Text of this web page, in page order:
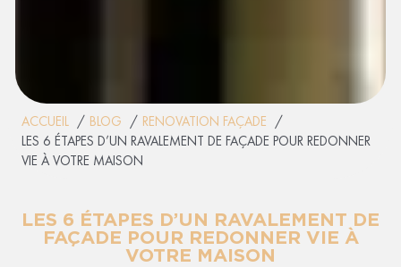
ACCUEIL BLOG
RENOVATION FAÇADE
LES 6 ÉTAPES D’UN RAVALEMENT DE FAÇADE POUR REDONNER
VIE À VOTRE MAISON
LES 6 ÉTAPES D’UN RAVALEMENT DE
FAÇADE POUR REDONNER VIE À
VOTRE MAISON